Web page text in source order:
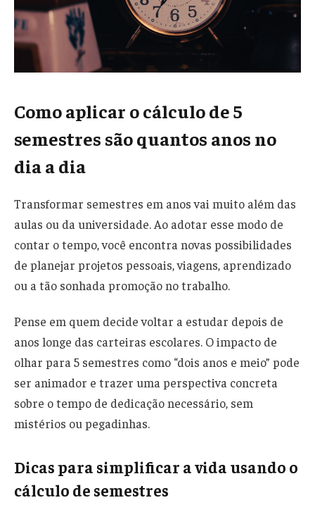
Como aplicar o cálculo de 5
semestres são quantos anos no
dia a dia
Transformar semestres em anos vai muito além das
aulas ou da universidade. Ao adotar esse modo de
contar o tempo, você encontra novas possibilidades
de planejar projetos pessoais, viagens, aprendizado
ou a tão sonhada promoção no trabalho.
Pense em quem decide voltar a estudar depois de
anos longe das carteiras escolares. O impacto de
olhar para 5 semestres como “dois anos e meio” pode
ser animador e trazer uma perspectiva concreta
sobre o tempo de dedicação necessário, sem
mistérios ou pegadinhas.
Dicas para simplificar a vida usando o
cálculo de semestres